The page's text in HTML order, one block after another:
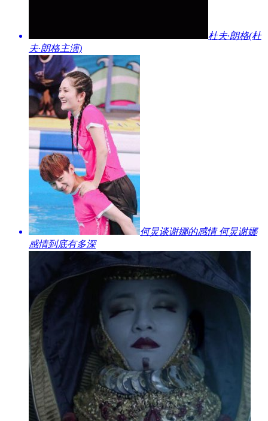
​杜夫·朗格(杜
夫·朗格主演)
​何炅谈谢娜的感情 何炅谢娜
感情到底有多深